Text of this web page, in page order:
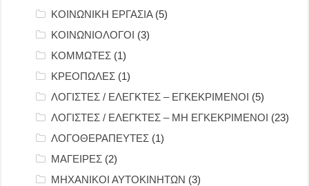
ΚΟΙΝΩΝΙΚΗ ΕΡΓΑΣΙΑ(5)
ΚΟΙΝΩΝΙΟΛΟΓΟΙ (3)
ΚΟΜΜΩΤΕΣ (1)
ΚΡΕΟΠΩΛΕΣ (1)
ΛΟΓΙΣΤΕΣ / ΕΛΕΓΚΤΕΣ – ΕΓΚΕΚΡΙΜΕΝΟΙ (5)
ΛΟΓΙΣΤΕΣ / ΕΛΕΓΚΤΕΣ – ΜΗ ΕΓΚΕΚΡΙΜΕΝΟΙ (23)
ΛΟΓΟΘΕΡΑΠΕΥΤΕΣ (1)
ΜΑΓΕΙΡΕΣ (2)
ΜΗΧΑΝΙΚΟΙ ΑΥΤΟΚΙΝΗΤΩΝ (3)